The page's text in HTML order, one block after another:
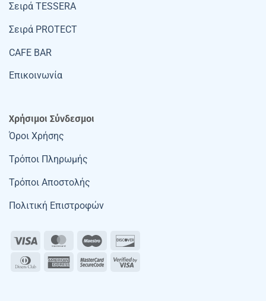
Σειρά TESSERA
Σειρά PROTECT
CAFE BAR
Επικοινωνία
Χρήσιμοι Σύνδεσμοι
Όροι Χρήσης
Τρόποι Πληρωμής
Τρόποι Αποστολής
Πολιτική Επιστροφών
Visa MasterCardMaestro
Dinners
AmericanMasterCard
Visa